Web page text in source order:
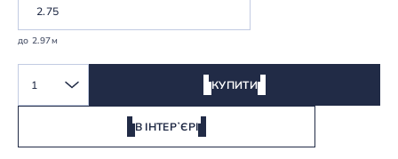
до 2.97м
1 КУПИТИ
В ІНТЕРʼЄРІ